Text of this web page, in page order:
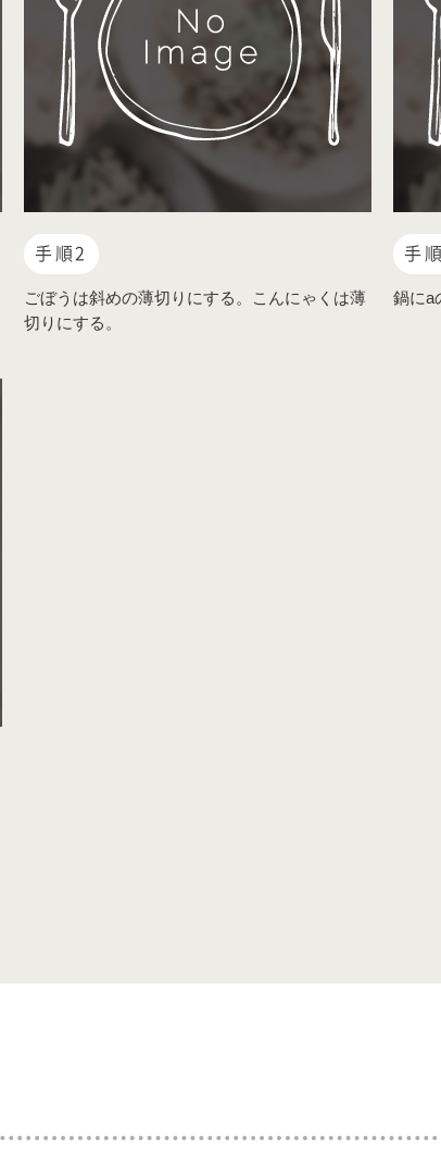
手順2
ごぼうは斜めの薄切りにする。こんにゃくは薄
切りにする。
手
鍋にa